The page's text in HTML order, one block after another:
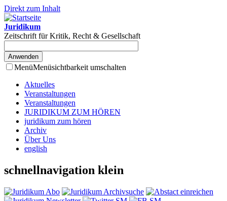
Direkt zum Inhalt
Juridikum
Zeitschrift für Kritik, Recht & Gesellschaft
MenüMenüsichtbarkeit umschalten
Aktuelles
Veranstaltungen
Veranstaltungen
JURIDIKUM ZUM HÖREN
juridikum zum hören
Archiv
Über Uns
english
schnellnavigation klein